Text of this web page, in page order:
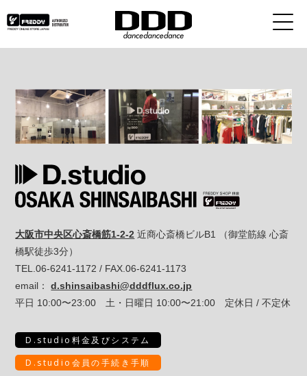
大阪市中央区心斎橋筋1-2-2 近商心斎橋ビルB1 （御堂筋線 心斎
橋駅徒歩3分）
TEL.06-6241-1172 / FAX.06-6241-1173
email：d.shinsaibashi@dddflux.co.jp
平日 10:00〜23:00 土・日曜日 10:00〜21:00 定休日 / 不定休
D.studio料金及びシステム
D.studio会員の手続き手順